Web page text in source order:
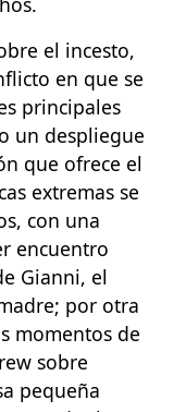
el incesto,
en que se
principales
un despliegue
que ofrece el
extremas se
con una
encuentro
Gianni, el
por otra
momentos de
sobre
pequeña